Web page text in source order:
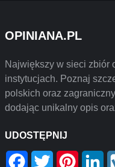
OPINIANA.PL
Największy w sieci zbiór
instytucjach. Poznaj
polskich oraz
dodając unikalny opis
UDOSTĘPNIJ
Facebook
Twitter